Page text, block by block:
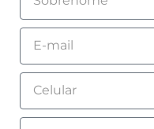
Email
Celular